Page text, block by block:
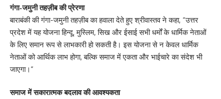
गंगा-जमुनी तहज़ीब की प्रेरणा
बाराबंकी की गंगा-जमुनी तहज़ीब का हवाला देते हुए श्रीवास्तव ने कहा, “उत्तर
प्रदेश में यह योजना हिन्दू, मुस्लिम, सिख और ईसाई सभी धर्मों के धार्मिक नेताओं
के लिए समान रूप से लाभकारी हो सकती है। इस योजना से न केवल धार्मिक
नेताओं को आर्थिक लाभ होगा, बल्कि समाज में एकता और भाईचारे का संदेश भी
जाएगा।”
समाज में सकारात्मक बदलाव की आवश्यकता